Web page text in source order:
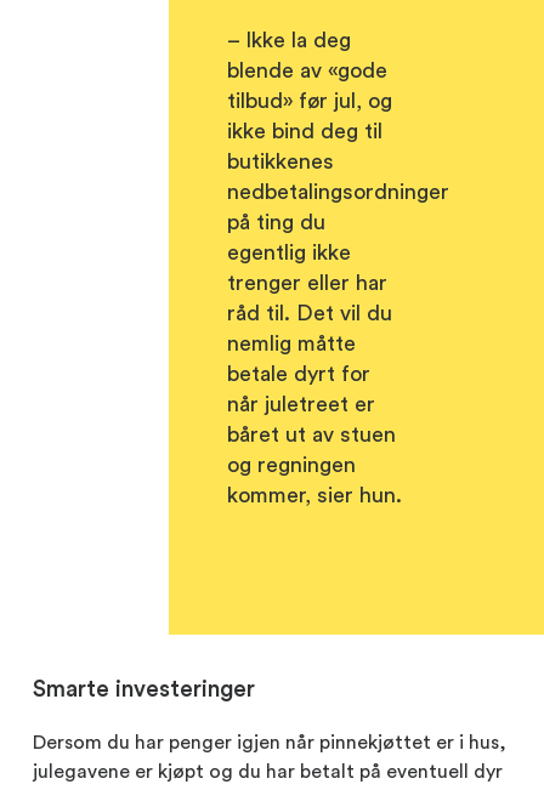
– Ikke la deg
blende av «gode
tilbud» før jul, og
ikke bind deg til
butikkenes
nedbetalingsordninger
på ting du
egentlig ikke
trenger eller har
råd til. Det vil du
nemlig måtte
betale dyrt for
når juletreet er
båret ut av stuen
og regningen
kommer, sier hun.
Smarte investeringer
Dersom du har penger igjen når pinnekjøttet er i hus,
julegavene er kjøpt og du har betalt på eventuell dyr